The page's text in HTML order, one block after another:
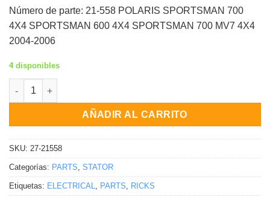
Número de parte: 21-558 POLARIS SPORTSMAN 700
4X4 SPORTSMAN 600 4X4 SPORTSMAN 700 MV7 4X4
2004-2006
4 disponibles
STATOR Polaris Sportsman 700 4x4 Sportsman 600 4x4
AÑADIR AL CARRITO
SKU: 27-21558
Categorías: PARTS STATOR
Etiquetas: ELECTRICAL PARTS RICKS